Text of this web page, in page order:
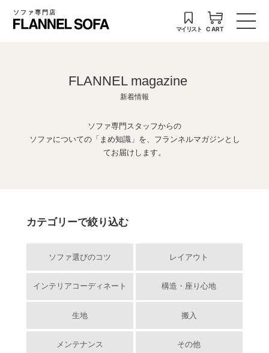
ソファ専門店
マイリスト CART
FLANNEL magazine
新着情報
ソファ専門スタッフからの
ソファについての「まめ知識」を、フランネルマガジンとし
てお届けします。
カテゴリーで絞り込む
ソファ選びのコツ レイアウト
インテリアコーディネート 構造・座り心地
生地 搬入
メンテナンス その他